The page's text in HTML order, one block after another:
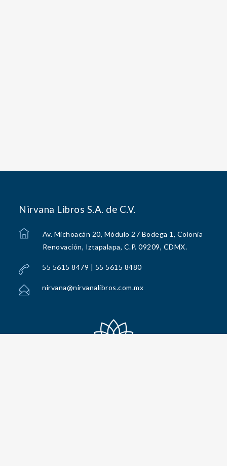
Nirvana Libros S.A. de C.V.
Av. Michoacán 20, Módulo 27 Bodega 1, Colonia
Renovación, Iztapalapa, C.P. 09209, CDMX.
55 5615 8479 | 55 5615 8480
nirvana@nirvanalibros.com.mx